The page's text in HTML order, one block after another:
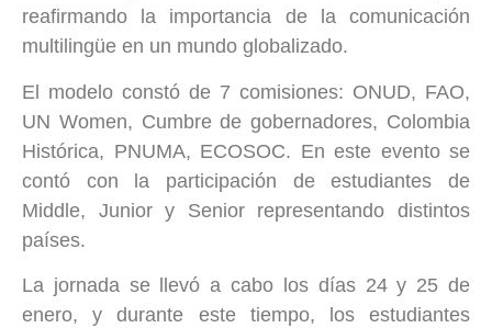
reafirmando la importancia de la comunicación
multilingüe en un mundo globalizado.
El modelo constó de 7 comisiones: ONUD, FAO,
UN Women, Cumbre de gobernadores, Colombia
Histórica, PNUMA, ECOSOC. En este evento se
contó con la participación de estudiantes de
Middle, Junior y Senior representando distintos
países.
La jornada se llevó a cabo los días 24 y 25 de
enero, y durante este tiempo, los estudiantes